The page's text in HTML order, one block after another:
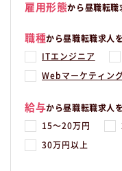
雇用形態から昼職転職
職種から昼職転職求人
ITエンジニア
Webマーケティング
給与から昼職転職求人
15〜20万円
30万円以上